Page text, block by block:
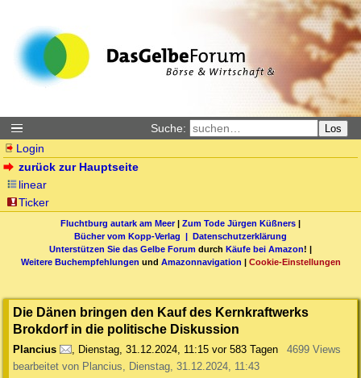
Suche: Los
Login
zurück zur Hauptseite
linear
Ticker
Fluchtburg autark am Meer| Zum Tode Jürgen Küßners |
Bücher vom Kopp-Verlag | Datenschutzerklärung
Unterstützen Sie das Gelbe Forum durch Käufe bei Amazon! |
Weitere Buchempfehlungen und Amazonnavigation | Cookie-Einstellungen
Die Dänen bringen den Kauf des Kernkraftwerks
Brokdorf in die politische Diskussion
Plancius , Dienstag, 31.12.2024, 11:15 vor 583 Tagen
4699 Views
bearbeitet von Plancius, Dienstag, 31.12.2024, 11:43